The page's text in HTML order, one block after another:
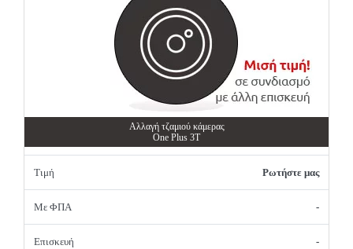
Αλλαγή τζαμιού κάμερας
One Plus 3T
Τιμή Ρωτήστε μας
Με ΦΠΑ -
Επισκευή -